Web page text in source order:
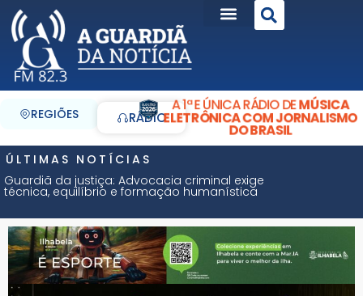
REGIÕES RÁDIO
A 1ª E ÚNICA RÁDIO DEMÚSICA
ELETRÔNICA COM JORNALISMO
DO BRASIL
ÚLTIMAS NOTÍCIAS
Guardiã da justiça: Advocacia criminal exige
técnica, equilíbrio e formação humanística